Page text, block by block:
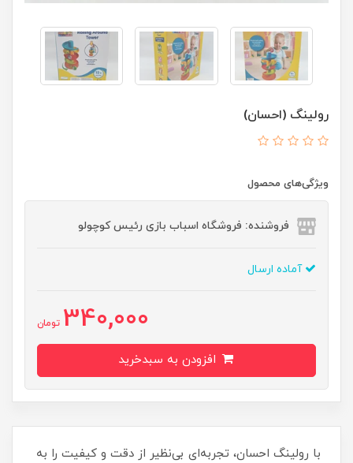
رولینگ (احسان)
ویژگی‌های محصول
فروشنده: فروشگاه اسباب بازی رئیس کوچولو
آماده ارسال
340,000 تومان
با رولینگ احسان، تجربه‌ای بی‌نظیر از دقت و کیفیت را به